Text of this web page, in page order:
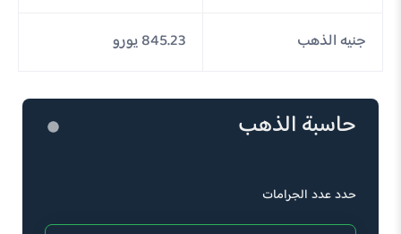
جنيه الذهب 845.23 يورو
حاسبة الذهب
حدد عدد الجرامات